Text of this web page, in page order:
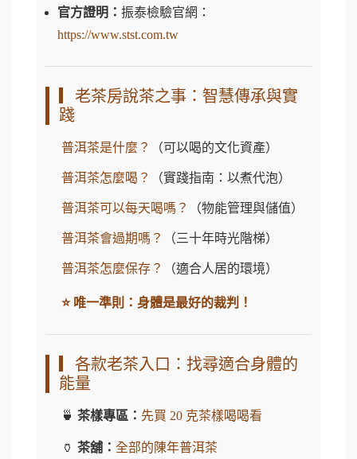
官方證明： 振泰檢驗官網：
https://www.stst.com.tw
▎老茶房說茶之事：智慧傳承與實
踐
普洱茶是什麼？ （可以喝的文化資產）
普洱茶怎麼喝？ （實踐指南：以煮代泡）
普洱茶可以每天喝嗎？ （物能管理與儲值）
普洱茶會過期嗎？ （三十年時光階梯）
普洱茶怎麼保存？ （適合人居的環境）
⭐ 唯一準則：身體是最好的裁判！
▎各款老茶入口：找尋適合身體的
能量
🍵 茶樣專區： 先買 20 克茶樣喝喝看
🏺 茶舖： 全部的陳年普洱茶